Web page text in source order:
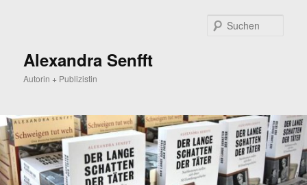
Alexandra Senfft
Autorin + Publizistin